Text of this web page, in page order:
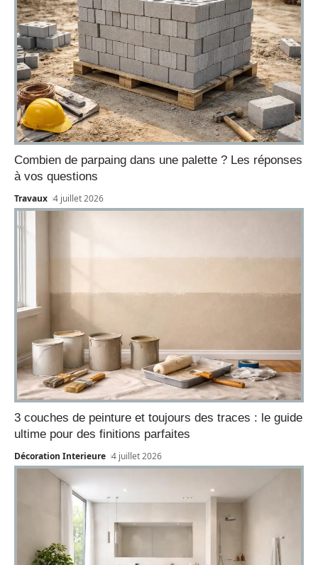
Combien de parpaing dans une palette ? Les réponses
à vos questions
Travaux 4 juillet 2026
3 couches de peinture et toujours des traces : le guide
ultime pour des finitions parfaites
Décoration Interieure 4 juillet 2026